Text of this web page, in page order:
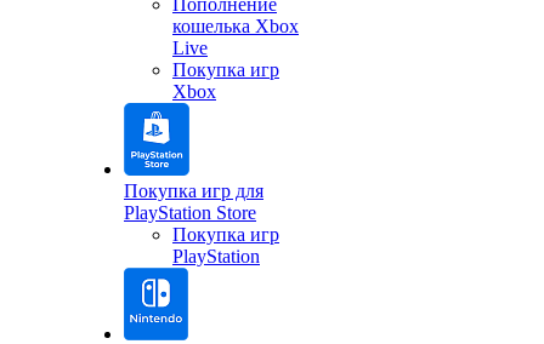
Пополнение
кошелька Xbox
Live
Покупка игр
Xbox
Покупка игр для
PlayStation Store
Покупка игр
PlayStation